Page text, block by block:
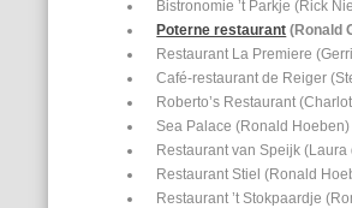
Bistronomie ’t Parkje (Rick
Poterne restaurant (Ronald
Restaurant La Premiere
Café-restaurant de Reiger
Roberto’s Restaurant
Sea Palace (Ronald Hoeben)
Restaurant van Speijk (Laura
Restaurant Stiel (Ronald
Restaurant ’t Stokpaardje